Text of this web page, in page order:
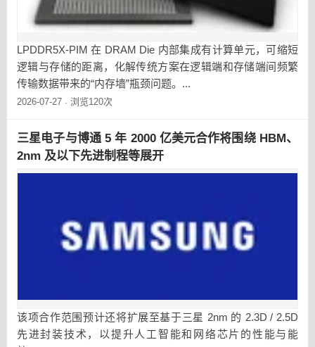
LPDDR5X-PIM 在 DRAM Die 内部集成有计算单元，可缩短
逻辑与存储的距离，化解传统方案在逻辑端和存储端间频繁
传输数据带来的“内存墙”瓶颈问题。...
2026-07-27 · 浏览120次
三星电子与博通 5 年 2000 亿美元合作将围绕 HBM、
2nm 及以下先进制程等展开
该项合作范围预计还将扩展至基于三星 2nm 的 2.3D / 2.5D
先进封装技术，以提升人工智能和网络芯片的性能与能